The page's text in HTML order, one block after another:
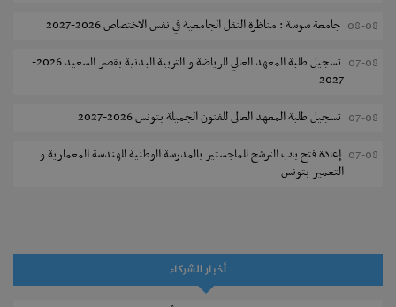
08-08 جامعة سوسة : مناظرة النقل الجامعية في نفس الاختصاص 2026-2027
07-08
تسجيل طلبة المعهد العالي للرياضة و التربية البدنية بقصر السعيد 2026-
2027
07-08 تسجيل طلبة المعهد العالى للفنون الجميلة بتونس 2026-2027
07-08 إعادة فتح باب الترشح للماجستير بالمدرسة الوطنية للهندسة المعمارية و
التعمير بتونس
المعهد العالي للعلوم التطبيقية والتكنولوجيا بالقيروان : الترشح للماجستير
أخبار الشركاء